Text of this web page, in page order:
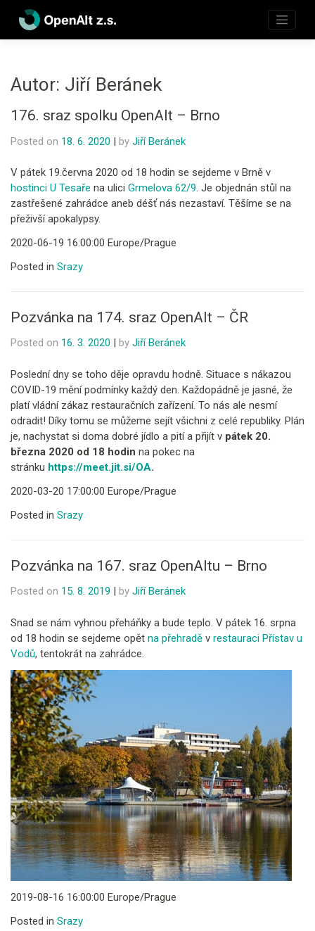
content
Autor: Jiří Beránek
176. sraz spolku OpenAlt – Brno
Posted on 18. 6. 2020 | by Jiří Beránek
V pátek 19.června 2020 od 18 hodin se sejdeme v Brně v
hostinci U Tesaře na ulici Grmelova 62/9. Je objednán stůl na
zastřešené zahrádce aneb déšť nás nezastaví. Těšíme se na
přeživší apokalypsy.
2020-06-19 16:00:00 Europe/Prague
Posted in Srazy
Pozvánka na 174. sraz OpenAlt – ČR
Posted on 16. 3. 2020 by Jiří Beránek
Poslední dny se toho děje opravdu hodně. Situace s nákazou
COVID-19 mění podmínky každý den. Každopádně je jasné, že
platí vládní zákaz restauračních zařízení. To nás ale nesmí
odradit! Díky tomu se můžeme sejít všichni z celé republiky. Plán
je, nachystat si doma dobré jídlo a pití a přijít v pátek 20.
března 2020 od 18 hodin na pokec na
stránku https://meet.jit.si/OA.
2020-03-20 17:00:00 Europe/Prague
Posted in Srazy
Pozvánka na 167. sraz OpenAltu – Brno
Posted on 15. 8. 2019 | by Jiří Beránek
Snad se nám vyhnou přeháňky a bude teplo. V pátek 16. srpna
od 18 hodin se sejdeme opět na přehradě v restauraci Přístav u
Vodů, tentokrát na zahrádce.
2019-08-16 16:00:00 Europe/Prague
Posted in Srazy